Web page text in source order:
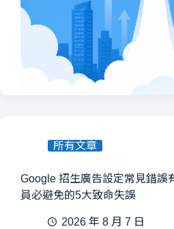
所有文章
Google 招生廣告設定常見錯誤
員必避免的5大致命失誤
2026 年 8 月 7 日